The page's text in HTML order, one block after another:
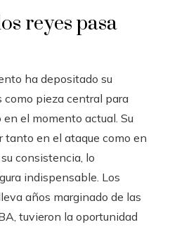
reyes pasa
ha depositado su
pieza central para
el momento actual. Su
tanto en el ataque como en
consistencia, lo
indispensable. Los
años marginado de las
tuvieron la oportunidad